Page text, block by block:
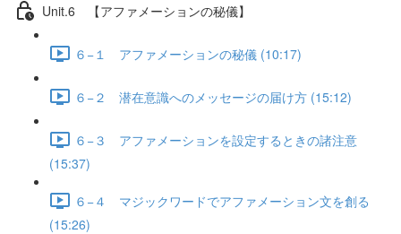
Unit.6 【アファメーションの秘儀】
６−１ アファメーションの秘儀 (10:17)
６−２ 潜在意識へのメッセージの届け方 (15:12)
６−３ アファメーションを設定するときの諸注意
(15:37)
６−４ マジックワードでアファメーション文を創る
(15:26)